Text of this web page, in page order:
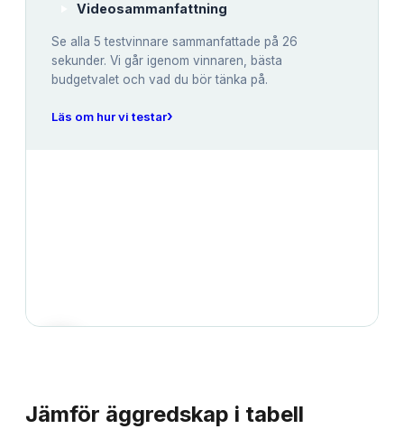
Videosammanfattning
Se alla 5 testvinnare sammanfattade på 26
sekunder. Vi går igenom vinnaren, bästa
budgetvalet och vad du bör tänka på.
Läs om hur vi testar›
Jämför äggredskap i tabell